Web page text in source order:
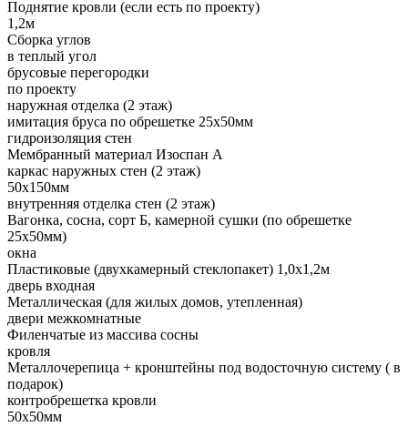
Поднятие кровли (если есть по проекту)
1,2м
Сборка углов
в теплый угол
брусовые перегородки
по проекту
наружная отделка (2 этаж)
имитация бруса по обрешетке 25х50мм
гидроизоляция стен
Мембранный материал Изоспан А
каркас наружных стен (2 этаж)
50х150мм
внутренняя отделка стен (2 этаж)
Вагонка, сосна, сорт Б, камерной сушки (по обрешетке
25х50мм)
окна
Пластиковые (двухкамерный стеклопакет) 1,0х1,2м
дверь входная
Металлическая (для жилых домов, утепленная)
двери межкомнатные
Филенчатые из массива сосны
кровля
Металлочерепица + кронштейны под водосточную систему ( в
подарок)
контробрешетка кровли
50х50мм